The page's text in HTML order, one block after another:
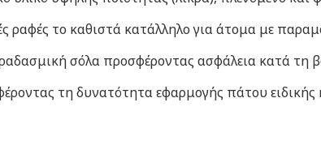
ραφές το καθιστά κατάλληλο για άτομα με
σόλα προσφέροντας ασφάλεια κατά τη
τη δυνατότητα εφαρμογής πάτου ειδικής